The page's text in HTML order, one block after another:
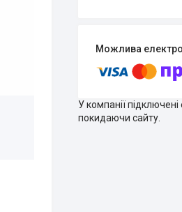
У компанії
покидаючи сайту.